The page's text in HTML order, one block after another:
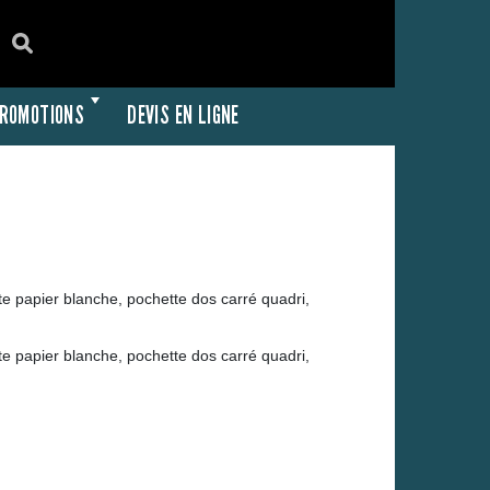
DEVIS EN LIGNE
papier blanche, pochette dos carré quadri,
papier blanche, pochette dos carré quadri,